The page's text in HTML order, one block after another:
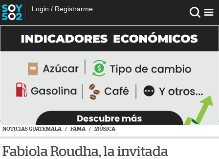
Login / Registrarme
NOTICIAS GUATEMALA / FAMA / MÚSICA
Fabiola Roudha, la invitada